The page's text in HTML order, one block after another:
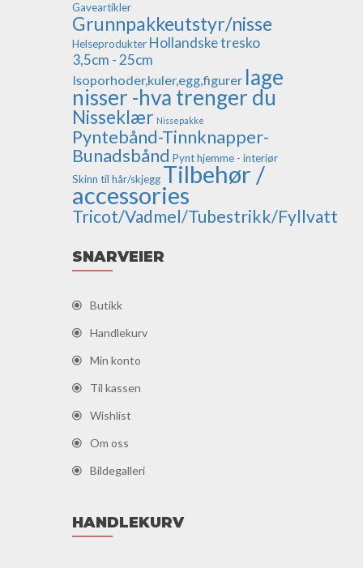
Gaveartikler
Grunnpakkeutstyr/nisse
Helseprodukter Hollandske tresko
3,5cm - 25cm
Isoporhoder,kuler,egg,figurer lage
nisser -hva trenger du
Nisseklær Nissepakke
Pyntebånd-Tinnknapper-
Bunadsbånd Pynt hjemme - interiør
Skinn til hår/skjegg Tilbehør /
accessories
Tricot/Vadmel/Tubestrikk/Fyllvatt
SNARVEIER
Butikk
Handlekurv
Min konto
Til kassen
Wishlist
Om oss
Bildegalleri
HANDLEKURV